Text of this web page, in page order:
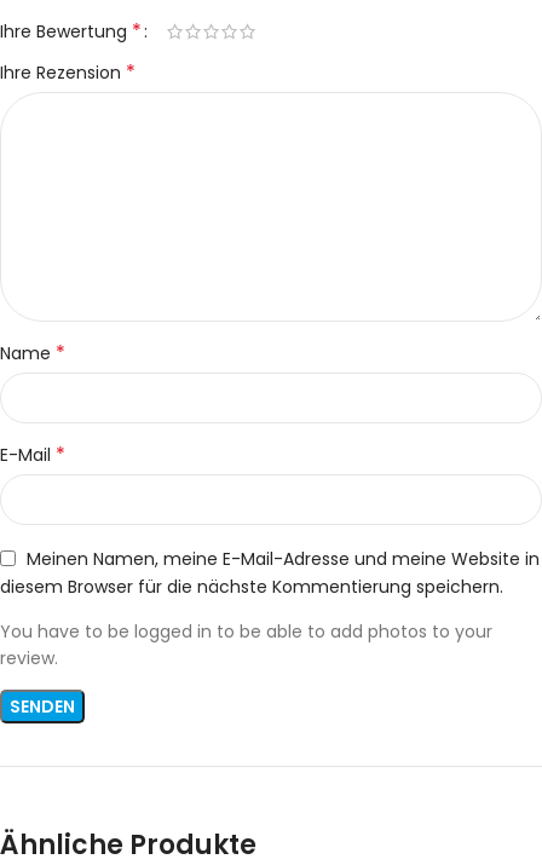
Ihre Bewertung *
Ihre Rezension *
Name *
E-Mail *
Meinen Namen, meine E-Mail-Adresse und meine Website in
diesem Browser für die nächste Kommentierung speichern.
You have to be logged in to be able to add photos to your
review.
Ähnliche Produkte